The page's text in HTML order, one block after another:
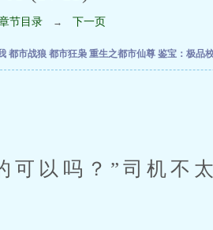
节目录 → 下一页
都市战狼 都市狂枭 重生之都市仙尊 鉴宝：极品
吗？”司机不太